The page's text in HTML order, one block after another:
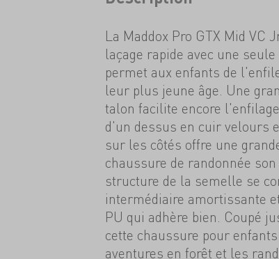
La Maddox Pro GTX Mid VC
laçage rapide avec une
permet aux enfants de
leur plus jeune âge. Une
talon facilite encore
d'un dessus en cuir velours
sur les côtés offre une
chaussure de randonnée
structure de la semelle se
intermédiaire amortissante
PU qui adhère bien. Coupé
cette chaussure pour
aventures en forêt et les